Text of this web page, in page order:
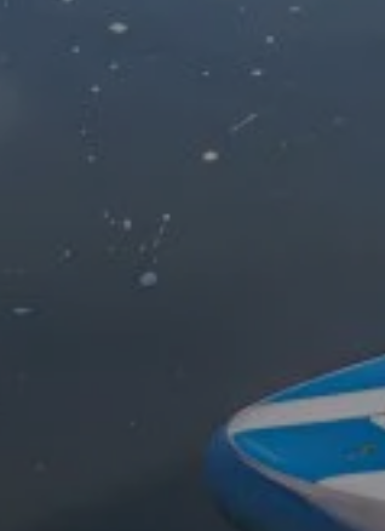
LOS CHALETS DE BOOZ